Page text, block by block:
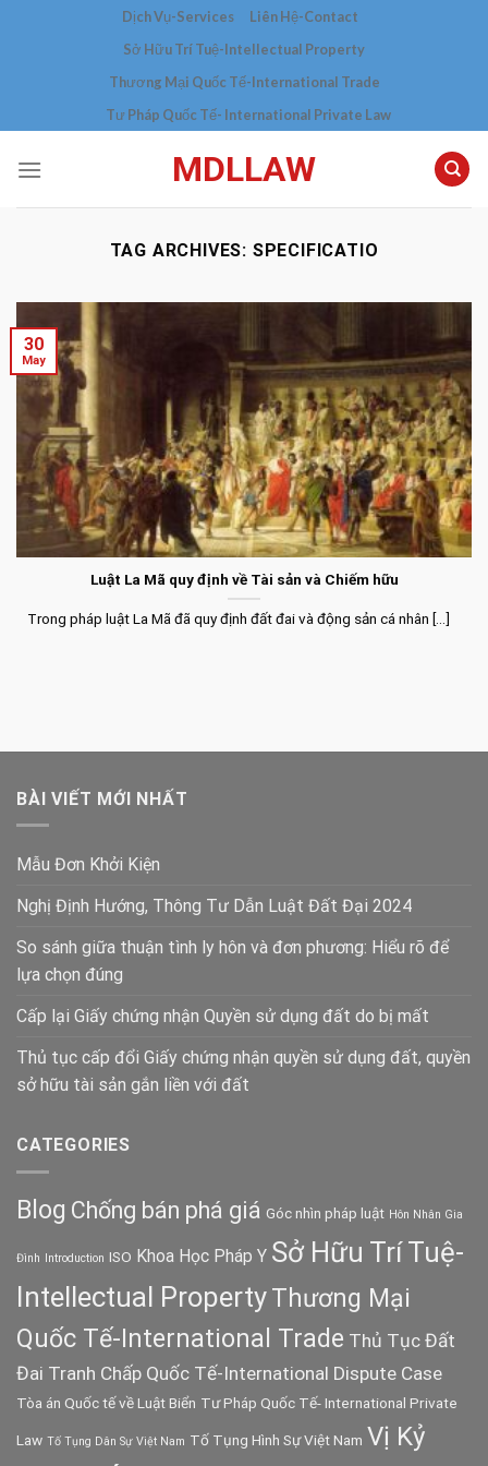
Dịch Vụ-Services
Liên Hệ-Contact
Sở Hữu Trí Tuệ-Intellectual Property
Thương Mại Quốc Tế-International Trade
Tư Pháp Quốc Tế- International Private Law
MDLLAW
TAG ARCHIVES: SPECIFICATIO
Luật La Mã quy định về Tài sản và Chiếm hữu
Trong pháp luật La Mã đã quy định đất đai và động sản cá nhân [...]
30
May
BÀI VIẾT MỚI NHẤT
Mẫu Đơn Khởi Kiện
Nghị Định Hướng, Thông Tư Dẫn Luật Đất Đại 2024
So sánh giữa thuận tình ly hôn và đơn phương: Hiểu rõ để
lựa chọn đúng
Cấp lại Giấy chứng nhận Quyền sử dụng đất do bị mất
Thủ tục cấp đổi Giấy chứng nhận quyền sử dụng đất, quyền
sở hữu tài sản gắn liền với đất
CATEGORIES
Blog Chống bán phá giá Góc nhìn pháp luật Hôn Nhân Gia
Đình Introduction ISO Khoa Học Pháp Y Sở Hữu Trí Tuệ-
Intellectual PropertyThương Mại
Quốc Tế-International Trade Thủ Tục Đất
Đai Tranh Chấp Quốc Tế-International Dispute Case
Tòa án Quốc tế về Luật Biển Tư Pháp Quốc Tế- International Private
Law Tố Tụng Dân Sự Việt Nam Tố Tụng Hình Sự Việt Nam Vị Kỷ